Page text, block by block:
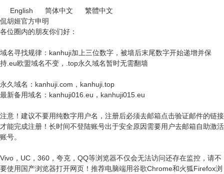
English 简体中文
繁體中文
侃胡姬官方申明
各位圈内的朋友你们好：
域名寻找规律：kanhuji加上三位数字，被墙后末尾数字开始递增并保
持.eu欧盟域名不变，.top永久域名暂时无需翻墙
永久域名：kanhuji.com，kanhuji.top
最新备用域名：kanhuji016.eu，kanhuji015.eu
注意！建议不要用纯数字用户名，注册后必须去邮箱点击验证邮件的链接
才能完成注册！长时间不登陆账号出于安全原因需要用户去邮箱自助激活
账号。
Vivo，UC，360，夸克，QQ等浏览器不仅会无法访问还存在监控，请不
要使用国产浏览器打开网页！推荐电脑端用谷歌Chrome和火狐Firefox浏